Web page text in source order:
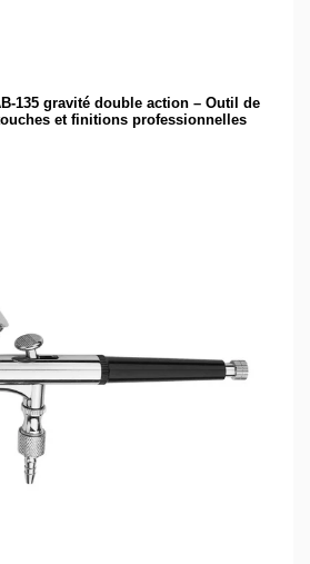
135 gravité double action – Outil de
et finitions professionnelles